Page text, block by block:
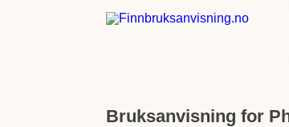
Bruksanvisning for